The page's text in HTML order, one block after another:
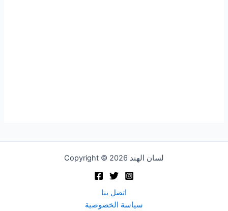
Copyright © 2026 لسان الهند
اتصل بنا
سياسة الخصوصية